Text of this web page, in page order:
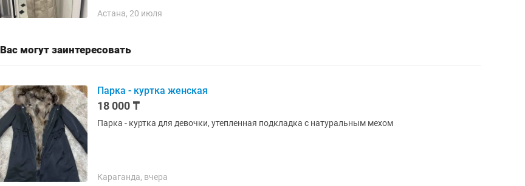
Астана, 20 июля
Вас могут заинтересовать
Парка - куртка женская
18 000 ₸
Парка - куртка для девочки, утепленная подкладка с натуральным мехом
Караганда, вчера